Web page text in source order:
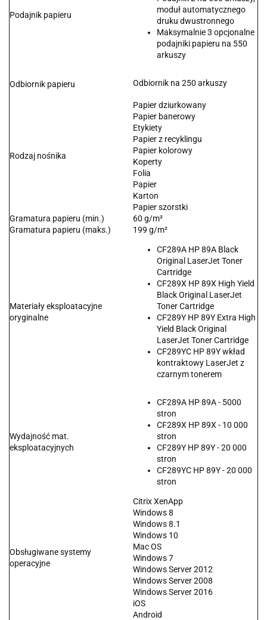
Podajnik papieru
moduł automatycznego
druku dwustronnego
Maksymalnie 3 opcjonalne
podajniki papieru na 550
arkuszy
Odbiornik papieru Odbiornik na 250 arkuszy
Rodzaj nośnika
Papier dziurkowany
Papier banerowy
Etykiety
Papier z recyklingu
Papier kolorowy
Koperty
Folia
Papier
Karton
Papier szorstki
Gramatura papieru (min.)
60 g/m²
Gramatura papieru (maks.)
199 g/m²
Materiały eksploatacyjne
oryginalne
CF289A HP 89A Black
Original LaserJet Toner
Cartridge
CF289X HP 89X High Yield
Black Original LaserJet
Toner Cartridge
CF289Y HP 89Y Extra High
Yield Black Original
LaserJet Toner Cartridge
CF289YC HP 89Y wkład
kontraktowy LaserJet z
czarnym tonerem
Wydajność mat.
eksploatacyjnych
CF289A HP 89A - 5000
stron
CF289X HP 89X - 10 000
stron
CF289Y HP 89Y - 20 000
stron
CF289YC HP 89Y - 20 000
stron
Obsługiwane systemy
operacyjne
Citrix XenApp
Windows 8
Windows 8.1
Windows 10
Mac OS
Windows 7
Windows Server 2012
Windows Server 2008
Windows Server 2016
iOS
Android